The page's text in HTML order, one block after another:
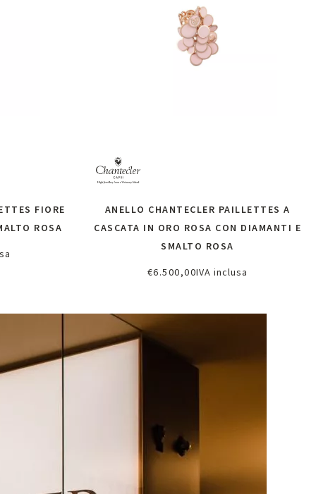
FIORE
ROSA
ANELLO CHANTECLER PAILLETTES A
CASCATA IN ORO ROSA CON DIAMANTI E
SMALTO ROSA
€6.500,00IVA inclusa